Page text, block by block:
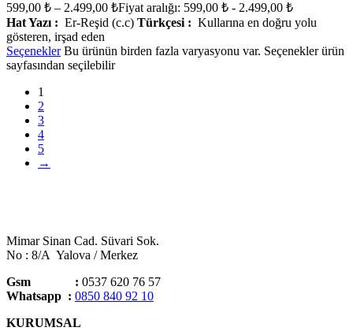
599,00 ₺ – 2.499,00 ₺Fiyat aralığı: 599,00 ₺ - 2.499,00 ₺
Hat Yazı : Er-Reşid (c.c) Türkçesi : Kullarına en doğru yolu
gösteren, irşad eden
Seçenekler Bu ürünün birden fazla varyasyonu var. Seçenekler ürün
sayfasından seçilebilir
1
2
3
4
5
→
Mimar Sinan Cad. Süvari Sok.
No : 8/A Yalova / Merkez
Gsm : 0537 620 76 57
Whatsapp : 0850 840 92 10
KURUMSAL